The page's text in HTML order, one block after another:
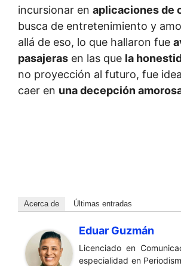
incursionar en aplicaciones de
busca de entretenimiento y
allá de eso, lo que hallaron fue
pasajeras en las que la
no proyección al futuro, fue
caer en una decepción
Acerca de Últimas entradas
Eduar Guzmán
Licenciado en
especialidad en